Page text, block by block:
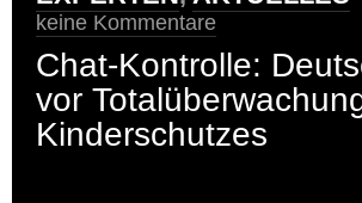
keine Kommentare
Chat-Kontrolle:
vor
Kinderschutzes